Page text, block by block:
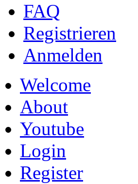
FAQ
Registrieren
Anmelden
Welcome
About
Youtube
Login
Register